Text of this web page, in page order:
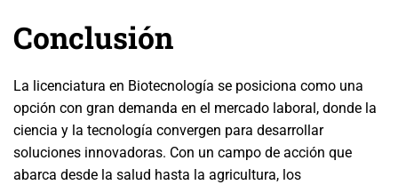
Conclusión
La licenciatura en Biotecnología se posiciona como una
opción con gran demanda en el mercado laboral, donde la
ciencia y la tecnología convergen para desarrollar
soluciones innovadoras. Con un campo de acción que
abarca desde la salud hasta la agricultura, los